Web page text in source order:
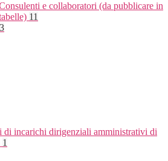
e collaboratori (da pubblicare in
11
di incarichi dirigenziali amministrativi di
1